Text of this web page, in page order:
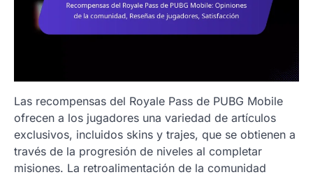
Las recompensas del Royale Pass de PUBG Mobile
ofrecen a los jugadores una variedad de artículos
exclusivos, incluidos skins y trajes, que se obtienen a
través de la progresión de niveles al completar
misiones. La retroalimentación de la comunidad